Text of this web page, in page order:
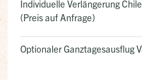
Individuelle Verlängerung
(Preis auf Anfrage)
Optionaler Ganztagesausflug